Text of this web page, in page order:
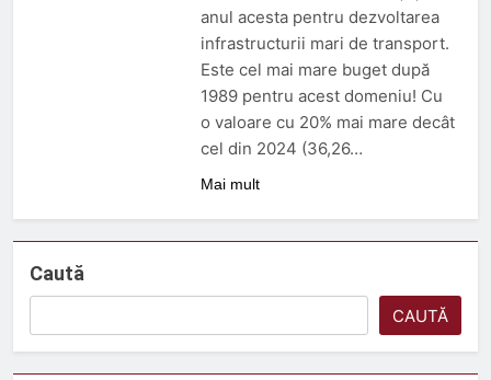
anul acesta pentru dezvoltarea
infrastructurii mari de transport.
Este cel mai mare buget după
1989 pentru acest domeniu! Cu
o valoare cu 20% mai mare decât
cel din 2024 (36,26…
Mai mult
Caută
CAUTĂ